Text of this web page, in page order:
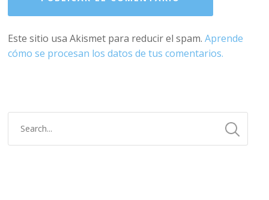
Este sitio usa Akismet para reducir el spam.Aprende
cómo se procesan los datos de tus comentarios.